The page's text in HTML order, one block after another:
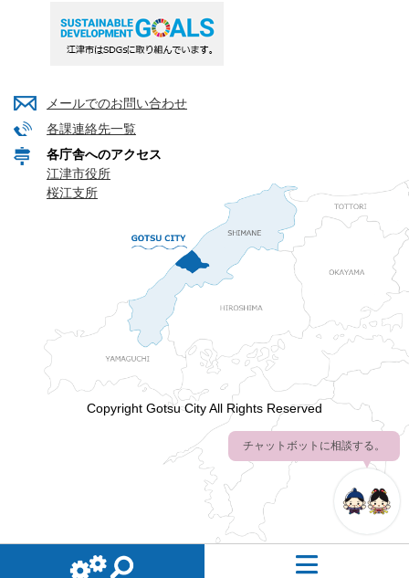
メールでのお問い合わせ
各課連絡先一覧
各庁舎へのアクセス
江津市役所
桜江支所
Copyright Gotsu City All Rights Reserved
チャットボットに相談する。